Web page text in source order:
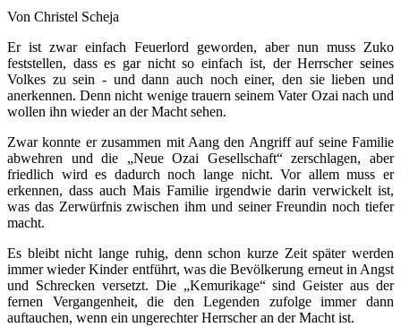
Von Christel Scheja
Er ist zwar einfach Feuerlord geworden, aber nun muss Zuko
feststellen, dass es gar nicht so einfach ist, der Herrscher seines
Volkes zu sein - und dann auch noch einer, den sie lieben und
anerkennen. Denn nicht wenige trauern seinem Vater Ozai nach und
wollen ihn wieder an der Macht sehen.
Zwar konnte er zusammen mit Aang den Angriff auf seine Familie
abwehren und die „Neue Ozai Gesellschaft“ zerschlagen, aber
friedlich wird es dadurch noch lange nicht. Vor allem muss er
erkennen, dass auch Mais Familie irgendwie darin verwickelt ist,
was das Zerwürfnis zwischen ihm und seiner Freundin noch tiefer
macht.
Es bleibt nicht lange ruhig, denn schon kurze Zeit später werden
immer wieder Kinder entführt, was die Bevölkerung erneut in Angst
und Schrecken versetzt. Die „Kemurikage“ sind Geister aus der
fernen Vergangenheit, die den Legenden zufolge immer dann
auftauchen, wenn ein ungerechter Herrscher an der Macht ist.